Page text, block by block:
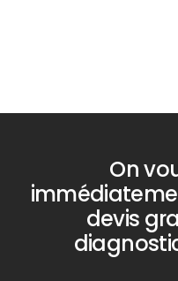
On
devis